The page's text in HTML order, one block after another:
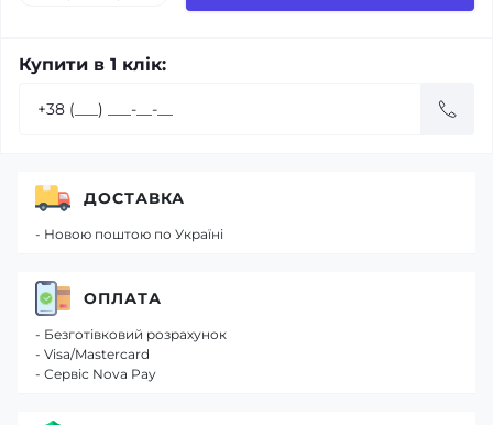
Купити в 1 клік:
ДОСТАВКА
- Новою поштою по Україні
ОПЛАТА
- Безготівковий розрахунок
- Visa/Mastercard
- Сервіс Nova Pay